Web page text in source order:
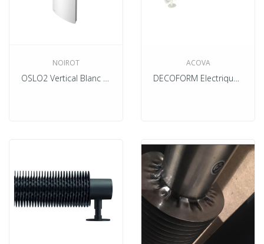
NOIROT
OSLO2 Vertical Blanc Electrique
ACOVA
DECOFORM Electrique Blanc